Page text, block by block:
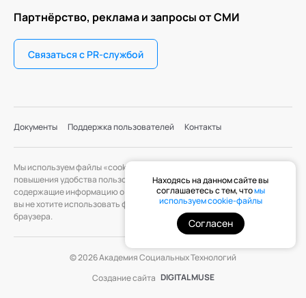
Партнёрство, реклама и запросы от СМИ
Связаться с PR-службой
Документы Поддержка пользователей Контакты
Мы используем файлы «cookie» с целью персонализации сервисов и
повышения удобства пользования веб-сайтом. «Cookie» — файлы,
содержащие информацию о предыдущих посещениях веб-сайта. Если
вы не хотите использовать файлы «cookie», измените настройки
браузера.
© 2026 Академия Социальных Технологий
Создание сайта DIGITAL MUSE
Находясь на данном сайте вы
соглашаетесь с тем, чтомы
используем cookie-файлы
Согласен